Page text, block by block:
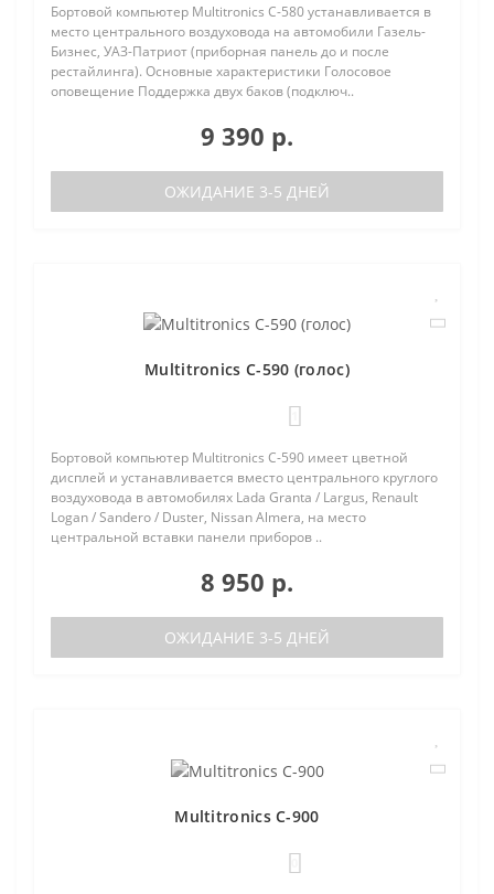
Бортовой компьютер Multitronics C-580 устанавливается в
место центрального воздуховода на автомобили Газель-
Бизнес, УАЗ-Патриот (приборная панель до и после
рестайлинга). Основные характеристики Голосовое
оповещение Поддержка двух баков (подключ..
9 390 р.
ОЖИДАНИЕ 3-5 ДНЕЙ
Multitronics C-590 (голос)
Бортовой компьютер Multitronics C-590 имеет цветной
дисплей и устанавливается вместо центрального круглого
воздуховода в автомобилях Lada Granta / Largus, Renault
Logan / Sandero / Duster, Nissan Almera, на место
центральной вставки панели приборов ..
8 950 р.
ОЖИДАНИЕ 3-5 ДНЕЙ
Multitronics C-900